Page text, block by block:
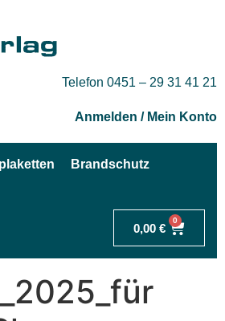
Telefon 0451 – 29 31 41 21
Anmelden / Mein Konto
Brandschutz
0,00 €
0